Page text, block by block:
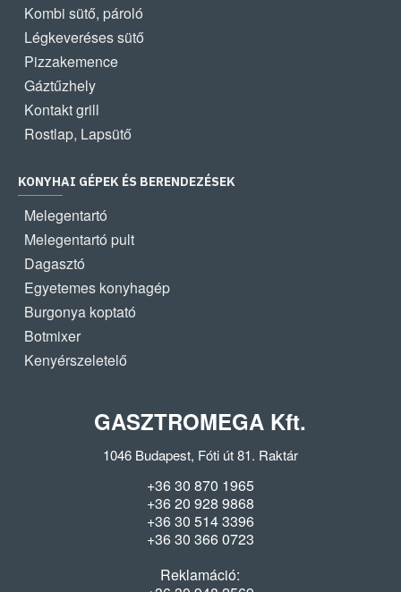
Kombi sütő, pároló
Légkeveréses sütő
Pizzakemence
Gáztűzhely
Kontakt grill
Rostlap, Lapsütő
KONYHAI GÉPEK ÉS BERENDEZÉSEK
Melegentartó
Melegentartó pult
Dagasztó
Egyetemes konyhagép
Burgonya koptató
Botmixer
Kenyérszeletelő
GASZTROMEGA Kft.
1046 Budapest, Fóti út 81. Raktár
+36 30 870 1965
+36 20 928 9868
+36 30 514 3396
+36 30 366 0723
Reklamáció: